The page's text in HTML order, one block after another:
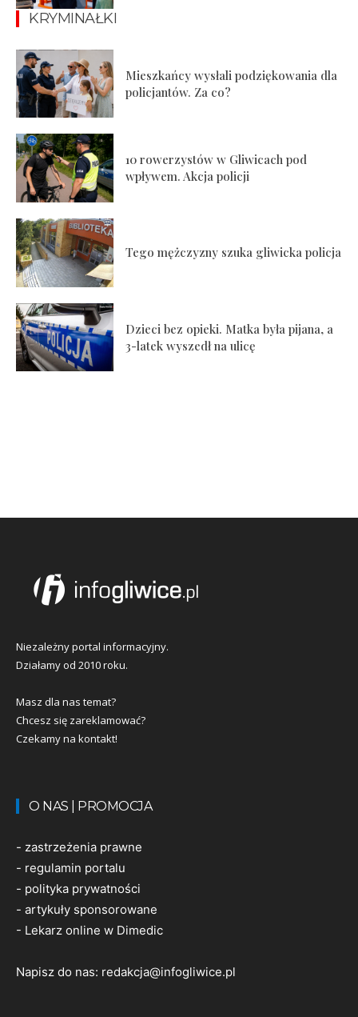
KRYMINAŁKI
Mieszkańcy wysłali podziękowania dla
policjantów. Za co?
10 rowerzystów w Gliwicach pod
wpływem. Akcja policji
Tego mężczyzny szuka gliwicka policja
Dzieci bez opieki. Matka była pijana, a
3-latek wyszedł na ulicę
Niezależny portal informacyjny.
Działamy od 2010 roku.
Masz dla nas temat?
Chcesz się zareklamować?
Czekamy na kontakt!
O NAS | PROMOCJA
- zastrzeżenia prawne
- regulamin portalu
- polityka prywatności
- artykuły sponsorowane
- Lekarz online w Dimedic
Napisz do nas: redakcja@infogliwice.pl